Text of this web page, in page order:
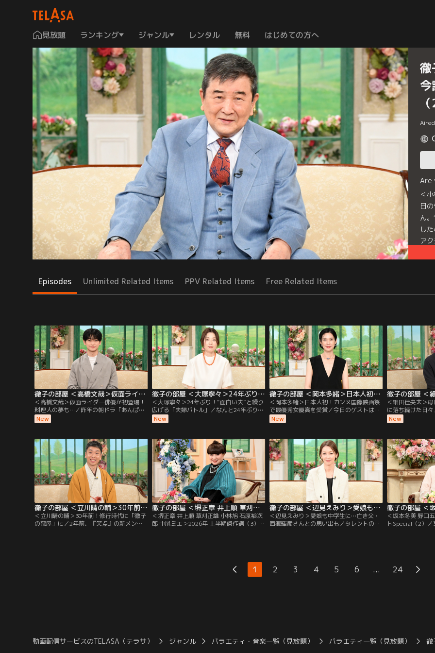
見放題 ランキング ジャンル レンタル 無料 はじめての方へ
徹
Are
＜
日
ん
し
ア
Episodes Unlimited Related Items PPV Related Items Free Related Items
徹子の部屋 ＜高橋文哉＞仮面ライダー俳優が初登場！料理人の夢も…（2026/08/06放送分）
＜高橋文哉＞仮面ライダー俳優が初登場！
料理人の夢も…／昨年の朝ドラ「あんぱ
ん」に出演し話題になった若手実力派俳優
の高橋文哉さんが初登場。2019年「仮面ラ
に抜擢されて俳優デビューし、子どもたち
から大人気に！特別に変身ポーズを披露し
てもらう一幕も！朝ドラ出演の反響や、撮
影での苦労についても伺う。
New
徹子の部屋 ＜大塚寧々＞24年ぶり！“面白い夫”と繰り広げる「夫婦バトル」（2026/08/05放送分）
＜大塚寧々＞24年ぶり！“面白い夫”と繰り
広げる「夫婦バトル」／なんと24年ぶりの
出演！透明感のある独特の魅力で、ドラマ
や映画で活躍を続ける大塚寧々さん。実は
慢の後輩！現在58歳になる大塚さんの初出
演は28年前、人生で最大に“太っていた”と
いう理由が…！？2002年に結婚した夫は、
俳優の田辺誠一さん。
New
徹子の部屋 ＜岡本多緒＞日本人初！カンヌ国際映画祭で最優秀女優賞を受賞（2026/08/04放送分）
＜岡本多緒＞日本人初！カンヌ国際映画祭
で最優秀女優賞を受賞／今日のゲストは、
モデル・俳優として世界で活躍する岡本多
緒さん。映画『急に具合が悪くなる』で、
女優賞を受賞する快挙を成し遂げた。パ
リ、ニューヨーク、ミラノ、ロンドンの世
界4大コレクションで活躍するトップモデ
ルだが…。
New
＜細田佳央太＞
に落ち続けた日
ど話題作に次々
手実力派俳優の
「どうする家康
細田さんだが、
中に入りたい」
う。
New
徹子の部屋 ＜立川晴の輔＞30年前！修行時代に「徹子の部屋」に（2026/07/30放送分）
＜立川晴の輔＞30年前！修行時代に「徹子
の部屋」に／2年前、『笑点』の新メンバ
徹子の部屋 ＜堺正章 井上順 草刈正雄 小林旭 石原裕次郎 中尾ミエ＞2026年 上半期傑作選（3）（2026/07/29放送分）
＜堺正章 井上順 草刈正雄 小林旭 石原裕次
郎 中尾ミエ＞2026年 上半期傑作選（3）／
面では…！？草刈正雄さんは、顔も知らな
かったアメリカ人のお父様の消息を求めて
徹子の部屋 ＜辺見えみり＞愛娘も中学生に…亡き父・西郷輝彦さんとの思い出も（2026/07/28放送分）
＜辺見えみり＞愛娘も中学生に…亡き父・
西郷輝彦さんとの思い出も／タレントの辺
らしい。 一方、えみりさんが4歳の時に両
＜坂本冬美 野口
トSpecial（2）
郎さんはアカペ
1 2 3 4 5 6 ... 24
動画配信サービスのTELASA（テラサ） ジャンル バラエティ・音楽一覧（見放題） バラエティ一覧（見放題） 徹